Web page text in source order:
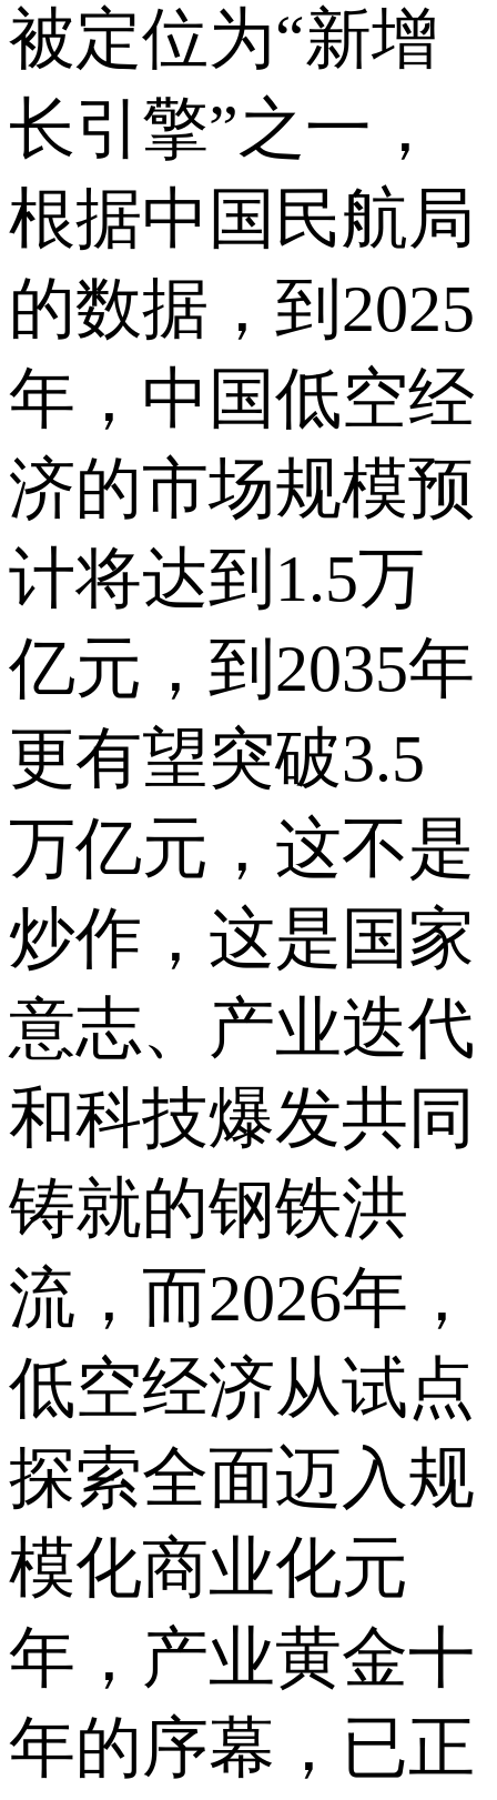
被定位为“新增
长引擎”之一，
根据中国民航局
的数据，到2025
年，中国低空经
济的市场规模预
计将达到1.5万
亿元，到2035年
更有望突破3.5
万亿元，这不是
炒作，这是国家
意志、产业迭代
和科技爆发共同
铸就的钢铁洪
流，而2026年，
低空经济从试点
探索全面迈入规
模化商业化元
年，产业黄金十
年的序幕，已正